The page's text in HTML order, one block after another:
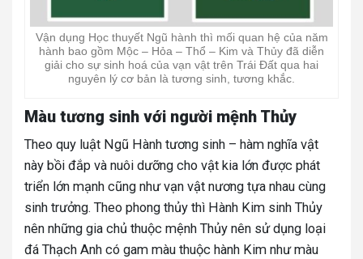
Vận dụng Học thuyết Ngũ hành thì mối quan hệ của năm
hành bao gồm Mộc – Hỏa – Thổ – Kim và Thủy đã diễn
giải cho sự sinh hoá của vạn vật trên Trái Đất qua hai
nguyên lý cơ bản là tương sinh, tương khắc.
Màu tương sinh với người mệnh Thủy
Theo quy luật Ngũ Hành tương sinh – hàm nghĩa vật
này bồi đắp và nuôi dưỡng cho vật kia lớn được phát
triển lớn mạnh cũng như vạn vật nương tựa nhau cùng
sinh trưởng. Theo phong thủy thì Hành Kim sinh Thủy
nên những gia chủ thuộc mệnh Thủy nên sử dụng loại
đá Thạch Anh có gam màu thuộc hành Kim như màu